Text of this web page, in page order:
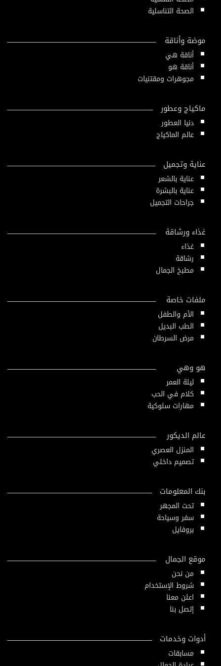
الصحة التناسلية
موضة وأناقة
أناقة هي
أناقة هو
مجوهرات ومقتنيات
ماكياج وعطور
دنيا العطور
عالم الماكياج
عناية وتجميل
عناية بالشعر
عناية بالبشرة
جراحات التجميل
غذاء ورشاقة
غذاء
رشاقة
مطبخ الجمال
ملفات خاصة
الأم والطفل
الطب البديل
مرض السرطان
هو وهي
ليلة العمر
كلام في الحب
مهارات سلوكية
عالم الديكور
المنزل العصري
تصميم داخلي
بنك المعلومات
تحت المجهر
سفر وسياحة
بروفايل
موقع الجمال
من نحن
شروط الإستخدام
اعلن معنا
إتصل بنا
أدوات وخدمات
مسابقات